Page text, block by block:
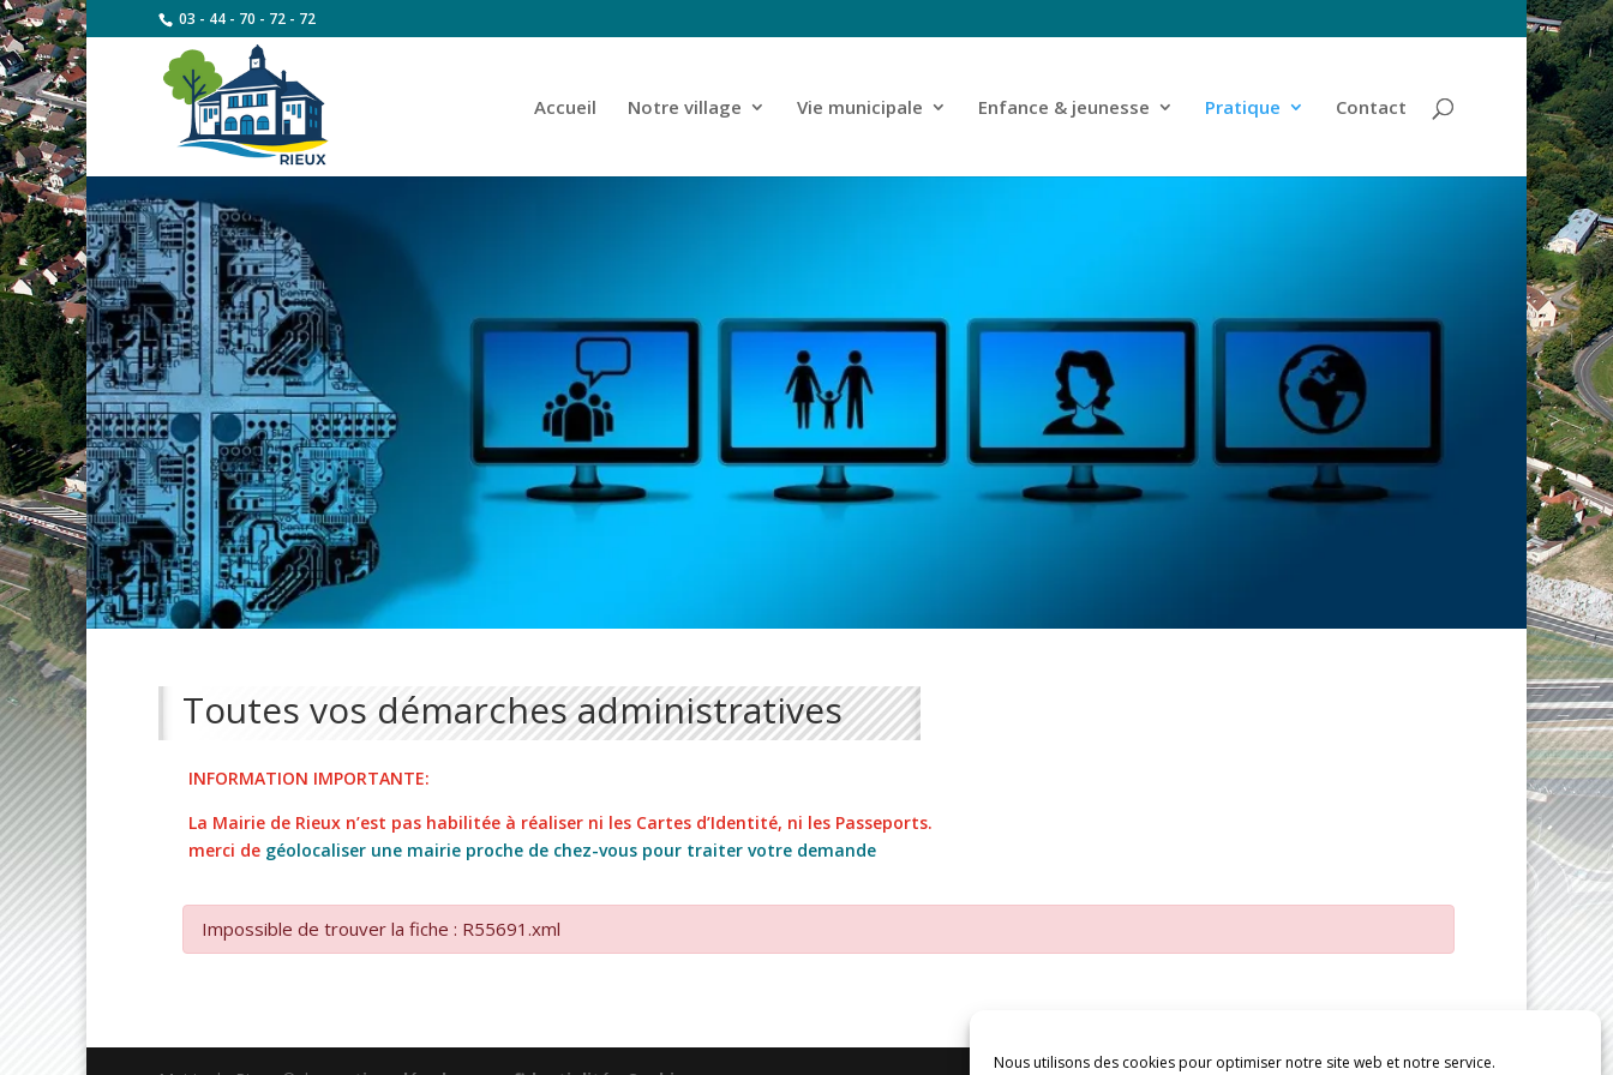
Nous utilisons des cookies pour optimiser notre site web et notre service.
03 - 44 - 70 - 72 - 72
Accueil Notre village Vie municipale Enfance & jeunesse Pratique Contact
Toutes vos démarches administratives
INFORMATION IMPORTANTE:
La Mairie de Rieux n’est pas habilitée à réaliser ni les Cartes d’Identité, ni les Passeports.
merci de géolocaliser une mairie proche de chez-vous pour traiter votre demande
Impossible de trouver la fiche : R55691.xml